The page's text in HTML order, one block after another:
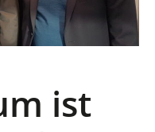
ist